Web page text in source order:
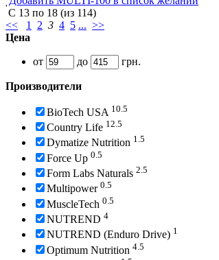
С 13 по 18 (из 114)
<<
1 2 3 4 5 ... >>
Цена
от до грн.
Производители
BioTech USA 10.5
Country Life 12.5
Dymatize Nutrition 1.5
Force Up 0.5
Form Labs Naturals 2.5
Multipower 0.5
MuscleTech 0.5
NUTREND 4
NUTREND (Enduro Drive) 1
Optimum Nutrition 4.5